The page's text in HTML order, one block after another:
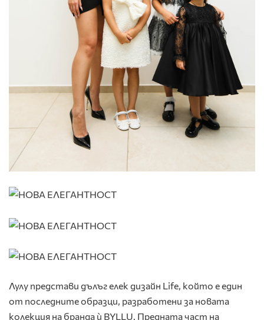
Лулу представи дълъг елек дизайн Life, който е един
от последните образци, разработени за новата
колекция на бранда ѝ BYLLU. Предната част на